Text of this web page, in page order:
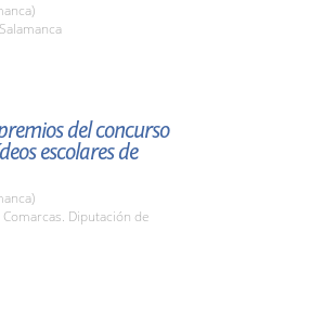
del concurso
escolares de
Comarcas. Diputación de